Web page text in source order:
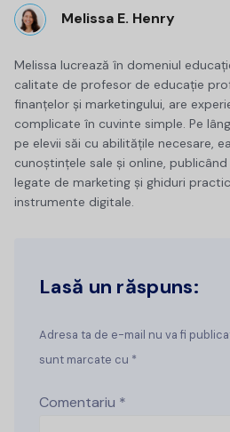
Melissa E. Henry
Melissa lucrează în domeniul
calitate de profesor de educație
finanțelor și marketingului, are
complicate în cuvinte simple. Pe
pe elevii săi cu abilitățile necesare,
cunoștințele sale și online,
legate de marketing și ghiduri
instrumente digitale.
Lasă un răspuns:
Adresa ta de e-mail nu va fi
sunt marcate cu *
Comentariu *